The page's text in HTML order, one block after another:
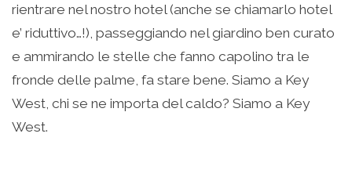
rientrare nel nostro hotel (anche se chiamarlo hotel
e’ riduttivo…!), passeggiando nel giardino ben curato
e ammirando le stelle che fanno capolino tra le
fronde delle palme, fa stare bene. Siamo a Key
West, chi se ne importa del caldo? Siamo a Key
West.